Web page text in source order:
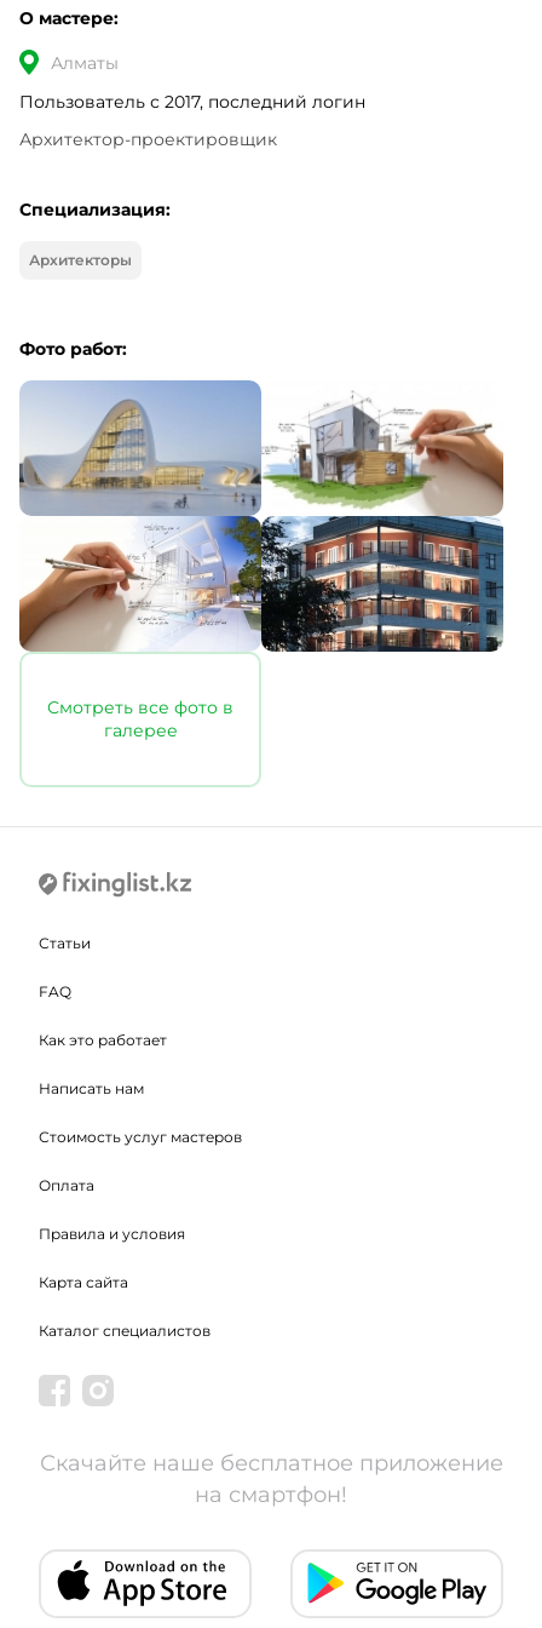
О мастере:
Алматы
Пользователь с 2017, последний логин
Архитектор-проектировщик
Специализация:
Архитекторы
Фото работ:
Смотреть все фото в
галерее
Статьи
FAQ
Как это работает
Написать нам
Стоимость услуг мастеров
Оплата
Правила и условия
Карта сайта
Каталог специалистов
Скачайте наше бесплатное приложение
на смартфон!